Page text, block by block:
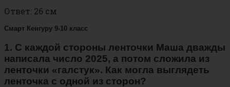
Ответ: 26 см
Смарт Кенгуру 9-10 класс
1. С каждой стороны ленточки Маша дважды
написала число 2025, а потом сложила из
ленточки «галстук». Как могла выглядеть
ленточка с одной из сторон?